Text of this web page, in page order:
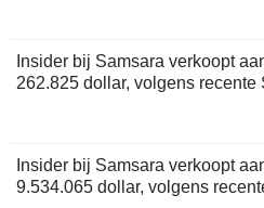
Insider bij Samsara verkoopt
262.825 dollar, volgens recente
Insider bij Samsara verkoopt
9.534.065 dollar, volgens